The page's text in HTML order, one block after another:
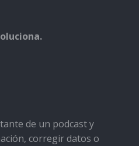
de un podcast y
corregir datos o